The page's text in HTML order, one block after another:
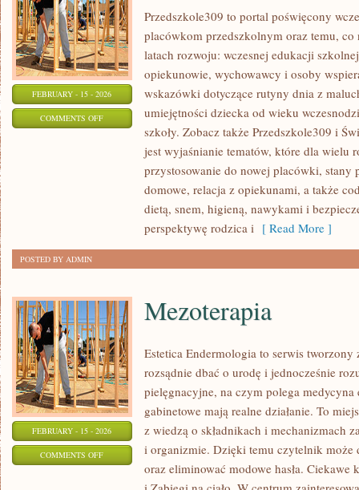
FEBRUARY - 15 - 2026
COMMENTS OFFON
ADAPTACJA
Przedszkole309 to portal poświęcony
placówkom przedszkolnym oraz temu,
latach rozwoju: wczesnej edukacji
opiekunowie, wychowawcy i osoby
wskazówki dotyczące rutyny dnia z
umiejętności dziecka od wieku
szkoły. Zobacz także Przedszkole309 i
jest wyjaśnianie tematów, które dla wielu
przystosowanie do nowej placówki, stany
domowe, relacja z opiekunami, a także
dietą, snem, higieną, nawykami i
perspektywę rodzica i [ Read More ]
POSTED BY ADMIN
FEBRUARY - 15 - 2026
COMMENTS OFFON
MEZOTERAPIA
Mezoterapia
Estetica Endermologia to serwis
rozsądnie dbać o urodę i jednocześnie
pielęgnacyjne, na czym polega medycyna
gabinetowe mają realne działanie. To
z wiedzą o składnikach i mechanizmach
i organizmie. Dzięki temu czytelnik może
oraz eliminować modowe hasła.